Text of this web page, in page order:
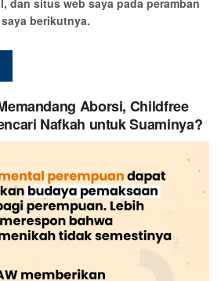
berikutnya.
Aborsi, Childfree
Nafkah untuk Suaminya?